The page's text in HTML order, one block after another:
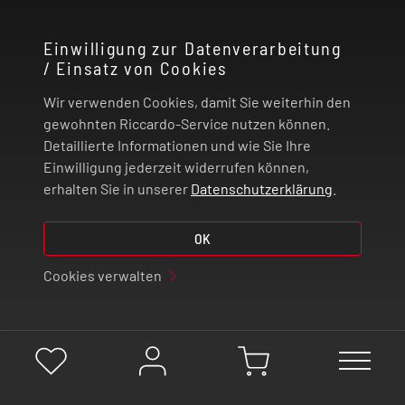
Einwilligung zur Datenverarbeitung
/ Einsatz von Cookies
Wir verwenden Cookies, damit Sie weiterhin den
gewohnten Riccardo-Service nutzen können.
Detaillierte Informationen und wie Sie Ihre
Einwilligung jederzeit widerrufen können,
erhalten Sie in unserer Datenschutzerklärung
OK
Cookies verwalten
RECHTLICHES
ZAHLUNG UND VERSAND
VERTRAG WIDERRUFEN
© 2026 | Riccardo Onlinestore GmbH